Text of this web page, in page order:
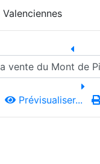
Prévisualiser...